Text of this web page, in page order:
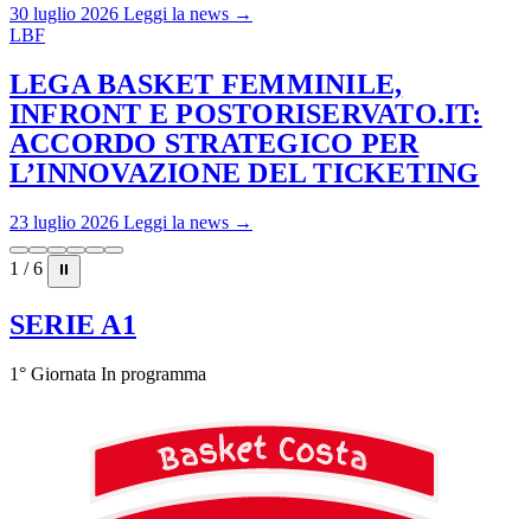
30 luglio 2026 Leggi la news →
LBF
LEGA BASKET FEMMINILE,
INFRONT E POSTORISERVATO.IT:
ACCORDO STRATEGICO PER
L’INNOVAZIONE DEL TICKETING
23 luglio 2026 Leggi la news →
1 / 6 ⏸
SERIE A1
1° Giornata In programma